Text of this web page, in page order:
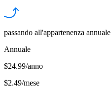
passando all'appartenenza annuale
Annuale
$24.99/anno
$2.49/mese